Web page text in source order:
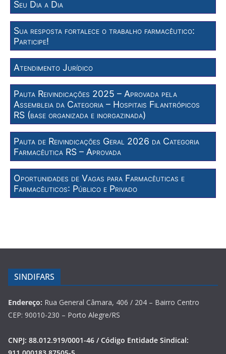
Seu Dia a Dia
Sua resposta fortalece o trabalho farmacêutico:
Participe!
Atendimento Jurídico
Pauta Reivindicações 2025 – Aprovada pela
Assembleia da Categoria – Hospitais Filantrópicos
RS (base organizada e inorgazinada)
Pauta de Reivindicações Geral 2026 da Categoria
Farmacêutica RS – Aprovada
Oportunidades de Vagas para Farmacêuticas e
Farmacêuticos: Público e Privado
SINDIFARS
Endereço: Rua General Câmara, 406 / 204 – Bairro Centro
CEP: 90010-230 – Porto Alegre/RS
CNPJ: 88.012.919/0001-46 / Código Entidade Sindical: